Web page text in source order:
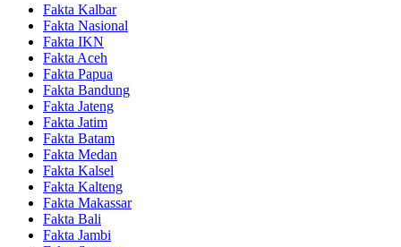
Fakta Kalbar
Fakta Nasional
Fakta IKN
Fakta Aceh
Fakta Papua
Fakta Bandung
Fakta Jateng
Fakta Jatim
Fakta Batam
Fakta Medan
Fakta Kalsel
Fakta Kalteng
Fakta Makassar
Fakta Bali
Fakta Jambi